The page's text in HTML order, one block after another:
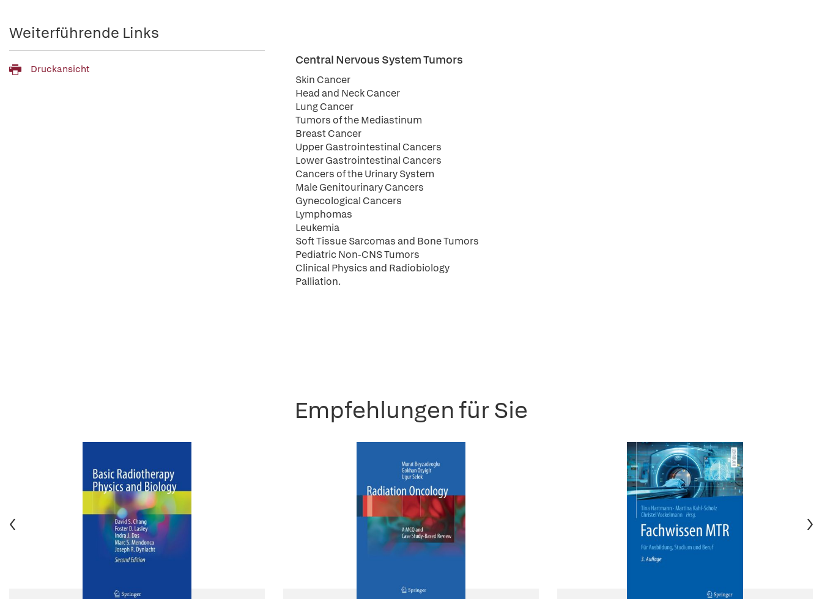
Central Nervous System Tumors
Skin Cancer
Head and Neck Cancer
Lung Cancer
Tumors of the Mediastinum
Breast Cancer
Upper Gastrointestinal Cancers
Lower Gastrointestinal Cancers
Cancers of the Urinary System
Male Genitourinary Cancers
Gynecological Cancers
Lymphomas
Leukemia
Soft Tissue Sarcomas and Bone Tumors
Pediatric Non-CNS Tumors
Clinical Physics and Radiobiology
Palliation.
Weiterführende Links
Druckansicht
Empfehlungen für Sie